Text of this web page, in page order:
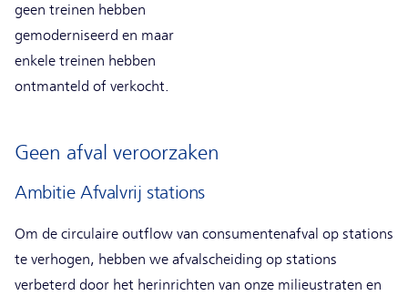
geen treinen hebben
gemoderniseerd en maar
enkele treinen hebben
ontmanteld of verkocht.
Geen afval veroorzaken
Ambitie Afvalvrij stations
Om de circulaire outflow van consumentenafval op stations
te verhogen, hebben we afvalscheiding op stations
verbeterd door het herinrichten van onze milieustraten en